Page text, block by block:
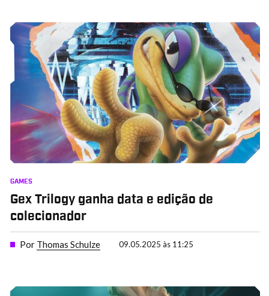
GAMES
Gex Trilogy ganha data e edição de
colecionador
Por Thomas Schulze 09.05.2025 às 11:25